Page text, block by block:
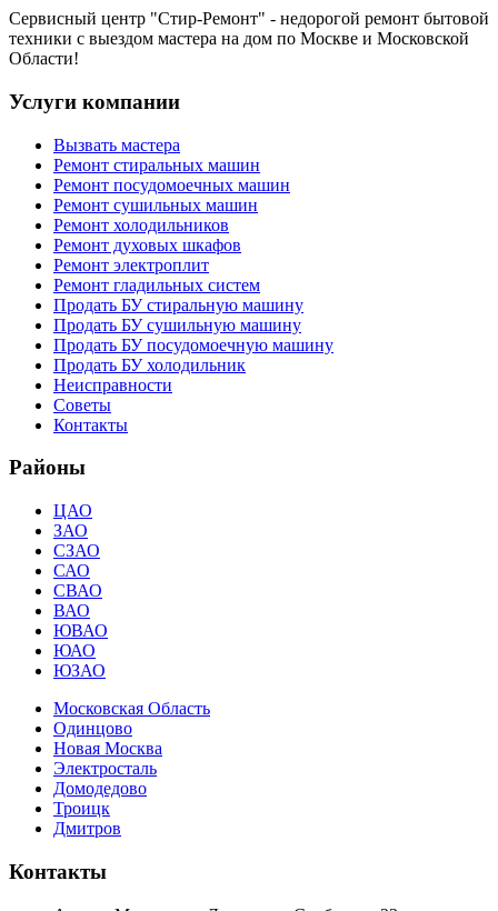
Сервисный центр "Стир-Ремонт" - недорогой ремонт бытовой
техники с выездом мастера на дом по Москве и Московской
Области!
Услуги компании
Вызвать мастера
Ремонт стиральных машин
Ремонт посудомоечных машин
Ремонт сушильных машин
Ремонт холодильников
Ремонт духовых шкафов
Ремонт электроплит
Ремонт гладильных систем
Продать БУ стиральную машину
Продать БУ сушильную машину
Продать БУ посудомоечную машину
Продать БУ холодильник
Неисправности
Советы
Контакты
Районы
ЦАО
ЗАО
СЗАО
САО
СВАО
ВАО
ЮВАО
ЮАО
ЮЗАО
Московская Область
Одинцово
Новая Москва
Электросталь
Домодедово
Троицк
Дмитров
Контакты